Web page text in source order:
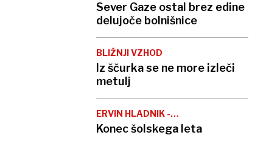
Sever Gaze ostal brez edine
delujoče bolnišnice
BLIŽNJI VZHOD
Iz ščurka se ne more izleči
metulj
ERVIN HLADNIK -
MILHARČIČ
Konec šolskega leta